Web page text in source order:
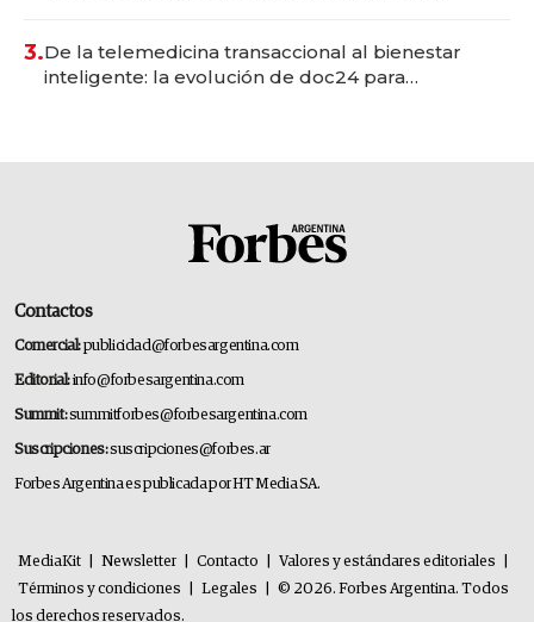
3.De la telemedicina transaccional al bienestar
inteligente: la evolución de doc24 para
Contactos
Comercial:publicidad@forbesargentina.com
Editorial:info@forbesargentina.com
Summit:summitforbes@forbesargentina.com
Suscripciones:suscripciones@forbes.ar
Forbes Argentina es publicada por HT Media SA.
MediaKit Newsletter Contacto Valores y estándares editoriales
Términos y condiciones
Legales
© 2026. Forbes Argentina. Todos
los derechos reservados.